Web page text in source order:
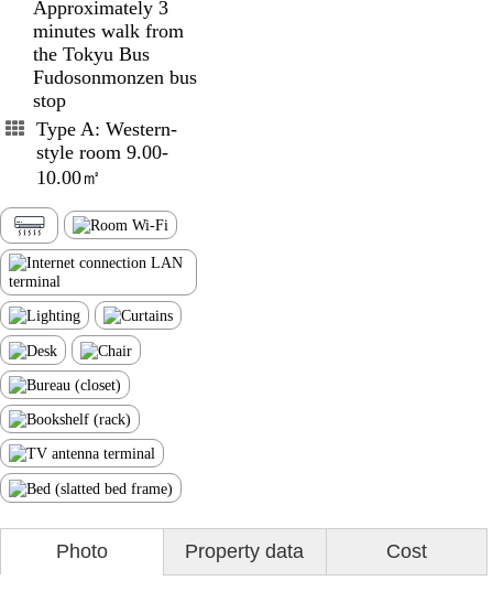
Approximately 3
minutes walk from
the Tokyu Bus
Fudosonmonzen bus
stop
Type A: Western-
style room 9.00-
10.00㎡
Photo Property data Cost